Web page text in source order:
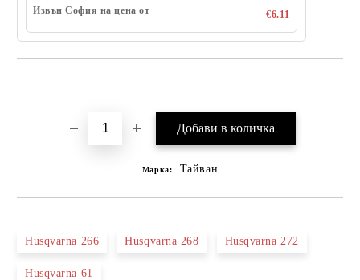
Извън София на цена от
€6.11
Марка: Тайван
Husqvarna 266 Husqvarna 268 Husqvarna 272
Husqvarna 61